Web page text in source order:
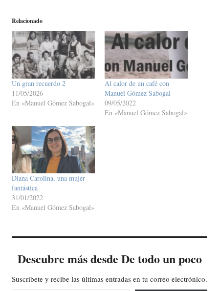
Relacionado
Un gran recuerdo 2
11/05/2026
En «Manuel Gómez Sabogal»
Al calor de un café con
Manuel Gómez Sabogal
09/05/2022
En «Manuel Gómez Sabogal»
Diana Carolina, una mujer
fantástica
31/01/2022
En «Manuel Gómez Sabogal»
Descubre más desde De todo un poco
Suscríbete y recibe las últimas entradas en tu correo electrónico.